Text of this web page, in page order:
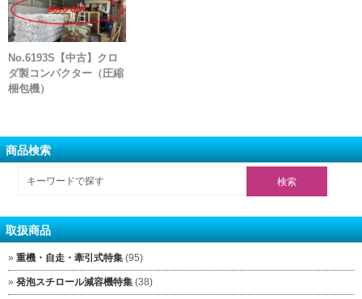
No.6193S【中古】クロ
ダ製コンパクター（圧縮
梱包機）
商品検索
取扱商品
重機・自走・牽引式特集 (95)
発泡スチロール減容機特集 (38)